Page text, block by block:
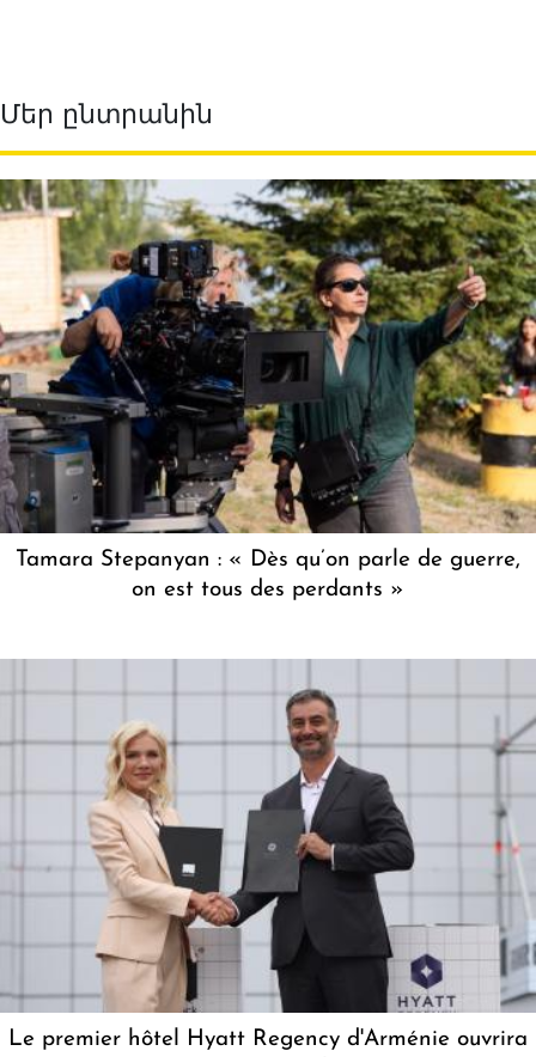
Մեր ընտրանին
Tamara Stepanyan : « Dès qu’on parle de guerre,
on est tous des perdants »
Le premier hôtel Hyatt Regency d'Arménie ouvrira